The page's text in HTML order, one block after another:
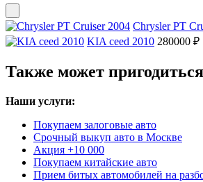
Chrysler PT
KIA ceed 2010 280000 ₽
Также может
Наши услуги:
Покупаем залоговые авто
Срочный выкуп авто в Москве
Акция +10 000
Покупаем китайские авто
Прием битых автомобилей на